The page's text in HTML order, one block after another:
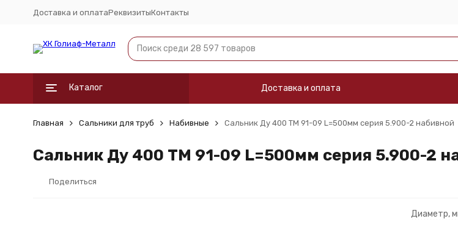
Доставка и оплатаРеквизитыКонтакты
Каталог Доставка и оплата
Главная Сальники для труб Набивные Сальник Ду 400 ТМ 91-09 L=500мм серия 5.900-2 набивной
Сальник Ду 400 ТМ 91-09 L=500мм серия 5.900-2
Поделиться
Диаметр,